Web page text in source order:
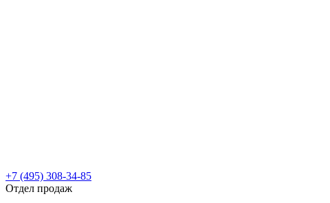
+7 (495) 308-34-85
Отдел продаж